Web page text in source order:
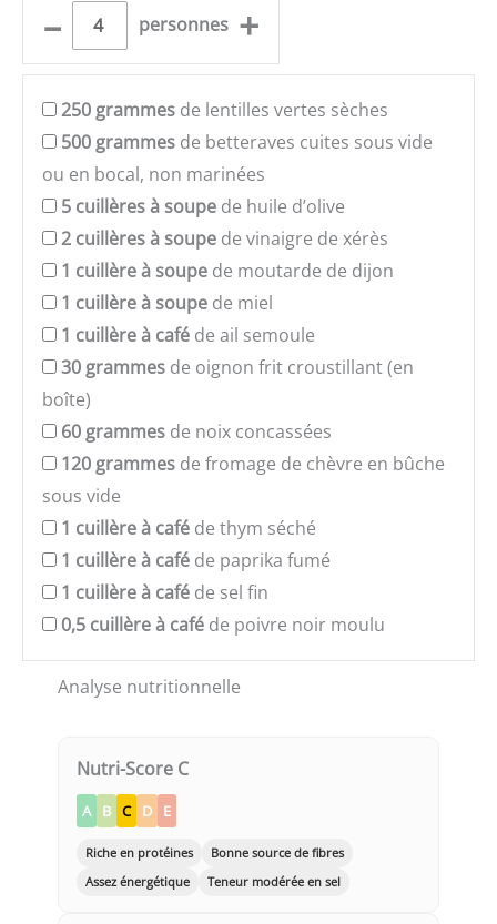
– personnes +
250 grammes de lentilles vertes sèches
500 grammes de betteraves cuites sous vide
ou en bocal, non marinées
5 cuillères à soupe de huile d’olive
2 cuillères à soupe de vinaigre de xérès
1 cuillère à soupe de moutarde de dijon
1 cuillère à soupe de miel
1 cuillère à café de ail semoule
30 grammes de oignon frit croustillant (en
boîte)
60 grammes de noix concassées
120 grammes de fromage de chèvre en bûche
sous vide
1 cuillère à café de thym séché
1 cuillère à café de paprika fumé
1 cuillère à café de sel fin
0,5 cuillère à café de poivre noir moulu
Analyse nutritionnelle
Nutri-Score C
A B C D E
Riche en protéines
Bonne source de fibres
Assez énergétique
Teneur modérée en sel